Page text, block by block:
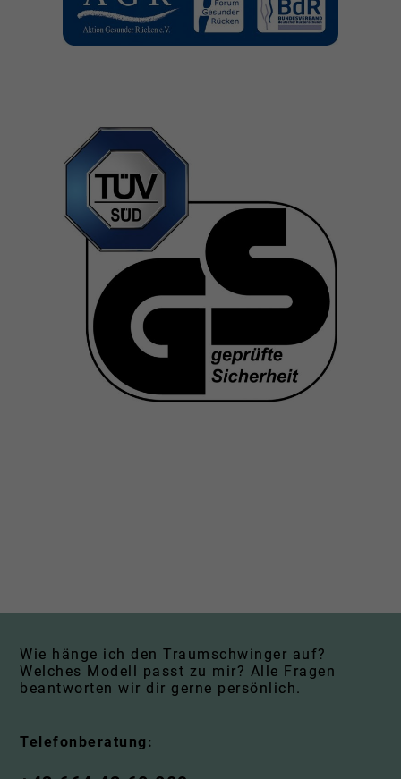
Wie hänge ich den Traumschwinger auf?
Welches Modell passt zu mir? Alle Fragen
beantworten wir dir gerne persönlich.
Telefonberatung: